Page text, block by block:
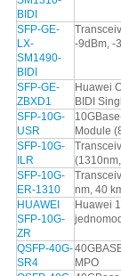
BIDI
SFP-GE-
LX-
SM1490-
BIDI
-9dBm, -
SFP-GE-
ZBXD1
Huawei
BIDI
SFP-10G-
USR
Module
SFP-10G-
ILR
SFP-10G-
ER-1310
nm, 40
HUAWEI
SFP-10G-
ZR
Huawei
QSFP-40G-
SR4
MPO